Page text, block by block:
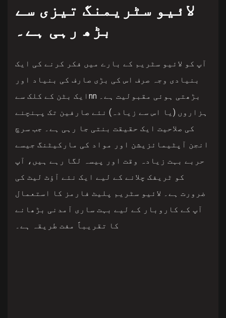
لائیو سٹریمنگ تیزی سے
بڑھ رہی ہے۔
آپ کو لائیو سٹریم کے بارے میں فکر کرنے کی ایک
بنیادی وجہ صرف اس کی بڑی صارف کی بنیاد اور
بڑھتی ہوئی مقبولیت ہے۔ nnایک بٹن کے کلک سے
ہزاروں (یا اس سے زیادہ) نئے صارفین تک پہنچنے
کی صلاحیت ایک حقیقت بنتی جا رہی ہے۔ جب سرچ
انجن آپٹیمائزیشن اور مواد کی مارکیٹنگ جیسے
حربے بہت زیادہ وقت اور پیسہ لگا رہے ہیں، آپ
کو ٹریفک چلانے کے لیے ایک نئے آؤٹ لیٹ کی
ضرورت ہے۔ لائیو سٹریم پلیٹ فارمز کا استعمال
آپ کے کاروبار کے لیے بہت ساری آمدنی بڑھانے
کا تقریباً مفت طریقہ ہے۔